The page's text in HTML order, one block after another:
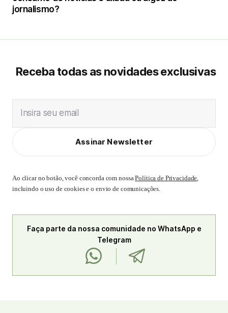
jornalismo?
Receba todas as novidades exclusivas
Insira seu email
Assinar Newsletter
Ao clicar no botão, você concorda com nossaPolítica de Privacidade,
incluindo o uso de cookies e o envio de comunicações.
Faça parte da nossa comunidade no WhatsApp e
Telegram